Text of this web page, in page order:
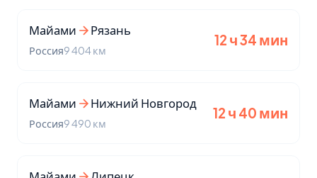
Майами Рязань
Россия9 404 км
12 ч 34 мин
Майами Нижний Новгород
Россия9 490 км
12 ч 40 мин